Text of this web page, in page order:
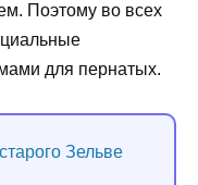
Поэтому во всех
для пернатых.
Зельве